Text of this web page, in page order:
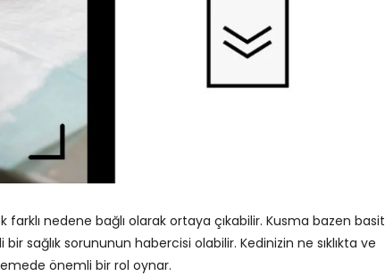
nedene bağlı olarak ortaya çıkabilir. Kusma bazen basit
sağlık sorununun habercisi olabilir. Kedinizin ne sıklıkta ve
önemli bir rol oynar.